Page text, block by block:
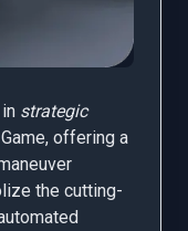
strategic
offering a
the cutting-